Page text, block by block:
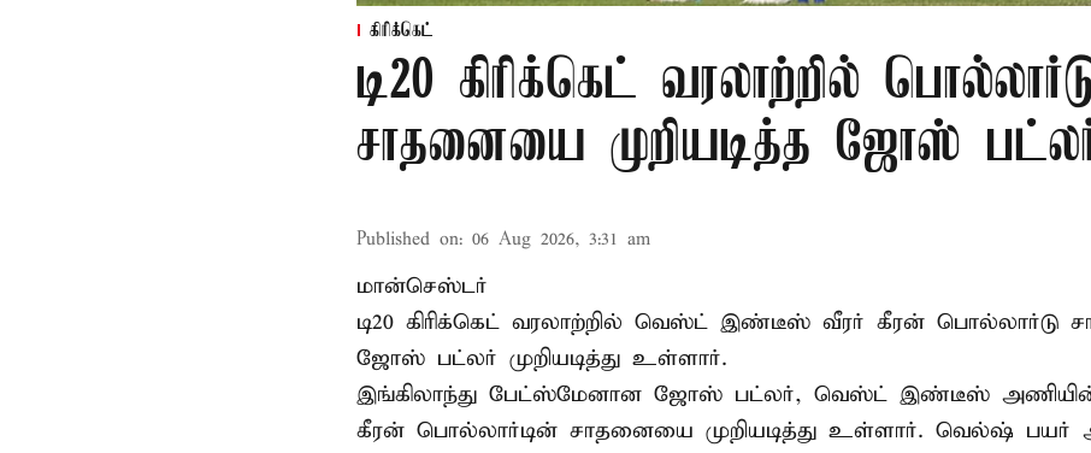
கிரிக்கெட்
டி20 கிரிக்கெட் வரலாற்றில்
சாதனையை முறியடித்த ஜோஸ்
Published on: 06 Aug 2026, 3:31 am
மான்செஸ்டர்
டி20 கிரிக்கெட் வரலாற்றில் வெஸ்ட் இண்டீஸ் வீரர் கீரன் பொல்லார்டு
ஜோஸ் பட்லர் முறியடித்து உள்ளார்.
இங்கிலாந்து பேட்ஸ்மேனான ஜோஸ் பட்லர், வெஸ்ட் இண்டீஸ் அணியின்
கீரன் பொல்லார்டின் சாதனையை முறியடித்து உள்ளார். வெல்ஷ் பயர்